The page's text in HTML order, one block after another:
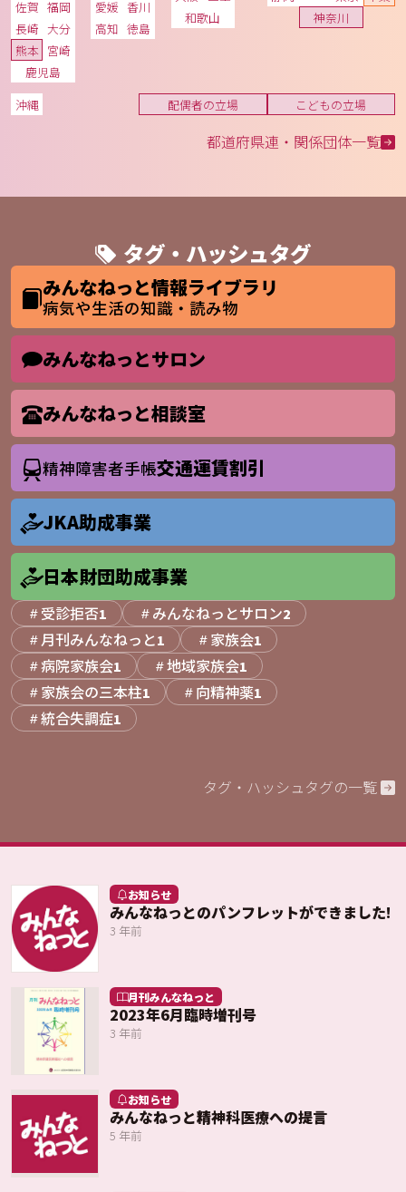
神奈川
和歌山
徳島
香川
愛媛
高知
福岡
佐賀
長崎
熊本
大分
宮崎
鹿児島
沖縄
こどもの立場
配偶者の立場
都道府県連・関係団体一覧
タグ・ハッシュタグ
みんなねっと情報ライブラリ
病気や生活の知識・読み物
みんなねっとサロン
みんなねっと相談室
精神障害者手帳交通運賃割引
JKA助成事業
日本財団助成事業
受診拒否1 みんなねっとサロン2
月刊みんなねっと1 家族会1
病院家族会1 地域家族会1
家族会の三本柱1 向精神薬1
統合失調症1
タグ・ハッシュタグの一覧
お知らせ
みんなねっとのパンフレットができました!
3 年前
月刊みんなねっと
2023年6月臨時増刊号
3 年前
お知らせ
みんなねっと精神科医療への提言
5 年前